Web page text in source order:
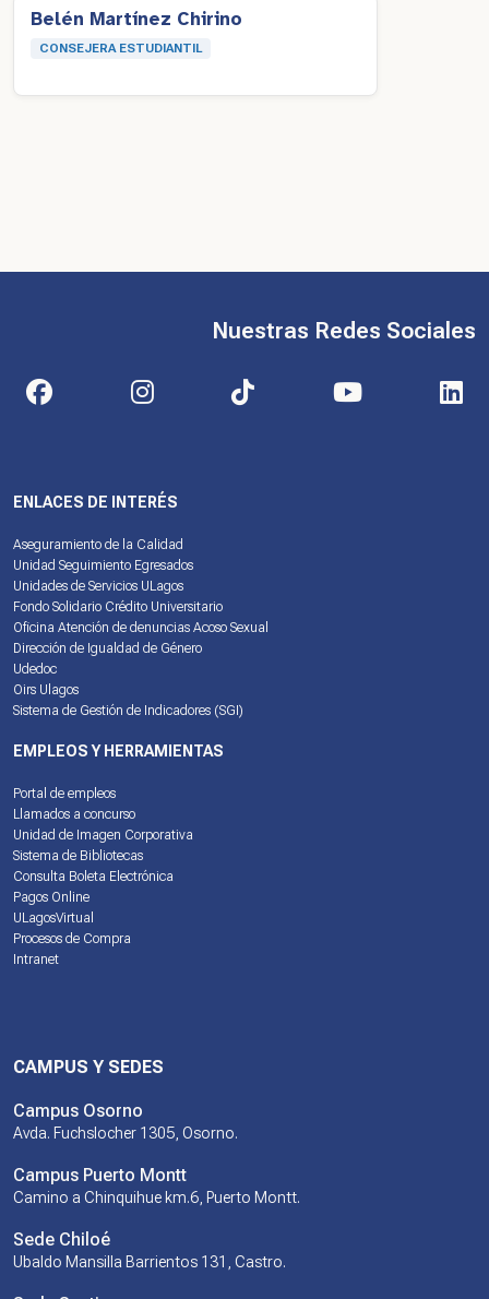
Belén Martínez Chirino
CONSEJERA ESTUDIANTIL
ENLACES DE INTERÉS
Aseguramiento de la Calidad
Unidad Seguimiento Egresados
Unidades de Servicios ULagos
Fondo Solidario Crédito Universitario
Oficina Atención de denuncias Acoso Sexual
Dirección de Igualdad de Género
Udedoc
Oirs Ulagos
Sistema de Gestión de Indicadores (SGI)
EMPLEOS Y HERRAMIENTAS
Portal de empleos
Llamados a concurso
Unidad de Imagen Corporativa
Sistema de Bibliotecas
Consulta Boleta Electrónica
Pagos Online
ULagosVirtual
Procesos de Compra
Intranet
CAMPUS Y SEDES
Campus Osorno
Avda. Fuchslocher 1305, Osorno.
Campus Puerto Montt
Camino a Chinquihue km.6, Puerto Montt.
Sede Chiloé
Ubaldo Mansilla Barrientos 131, Castro.
Nuestras Redes Sociales